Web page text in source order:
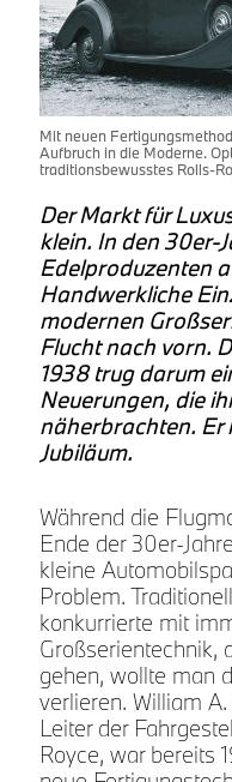
Mit neuen
Aufbruch in die Moderne.
traditionsbewusstes Rolls-
Der Markt für
klein. In den 30er-
Edelproduzenten
Handwerkliche
modernen
Flucht nach vorn.
1938 trug darum
Neuerungen, die
näherbrachten. Er
Jubiläum.
Während die
Ende der 30er-
kleine
Problem.
konkurrierte mit
Großserientechnik,
gehen, wollte man
verlieren. William
Leiter der
Royce, war bereits